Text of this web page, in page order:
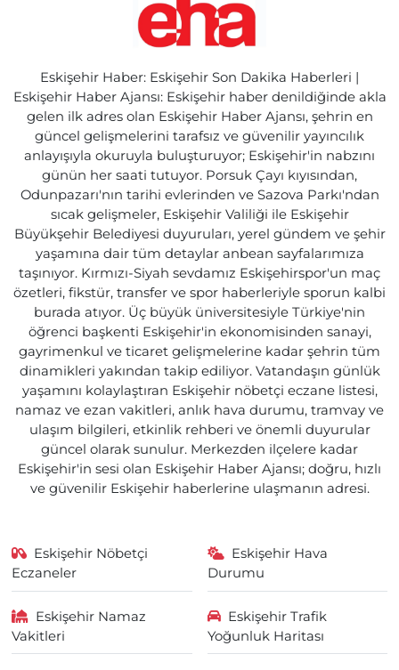
Eskişehir Haber: Eskişehir Son Dakika Haberleri |
Eskişehir Haber Ajansı: Eskişehir haber denildiğinde akla
gelen ilk adres olan Eskişehir Haber Ajansı, şehrin en
güncel gelişmelerini tarafsız ve güvenilir yayıncılık
anlayışıyla okuruyla buluşturuyor; Eskişehir'in nabzını
günün her saati tutuyor. Porsuk Çayı kıyısından,
Odunpazarı'nın tarihi evlerinden ve Sazova Parkı'ndan
sıcak gelişmeler, Eskişehir Valiliği ile Eskişehir
Büyükşehir Belediyesi duyuruları, yerel gündem ve şehir
yaşamına dair tüm detaylar anbean sayfalarımıza
taşınıyor. Kırmızı-Siyah sevdamız Eskişehirspor'un maç
özetleri, fikstür, transfer ve spor haberleriyle sporun kalbi
burada atıyor. Üç büyük üniversitesiyle Türkiye'nin
öğrenci başkenti Eskişehir'in ekonomisinden sanayi,
gayrimenkul ve ticaret gelişmelerine kadar şehrin tüm
dinamikleri yakından takip ediliyor. Vatandaşın günlük
yaşamını kolaylaştıran Eskişehir nöbetçi eczane listesi,
namaz ve ezan vakitleri, anlık hava durumu, tramvay ve
ulaşım bilgileri, etkinlik rehberi ve önemli duyurular
güncel olarak sunulur. Merkezden ilçelere kadar
Eskişehir'in sesi olan Eskişehir Haber Ajansı; doğru, hızlı
ve güvenilir Eskişehir haberlerine ulaşmanın adresi.
Eskişehir Nöbetçi
Eczaneler
Eskişehir Hava
Durumu
Eskişehir Namaz
Vakitleri
Eskişehir Trafik
Yoğunluk Haritası